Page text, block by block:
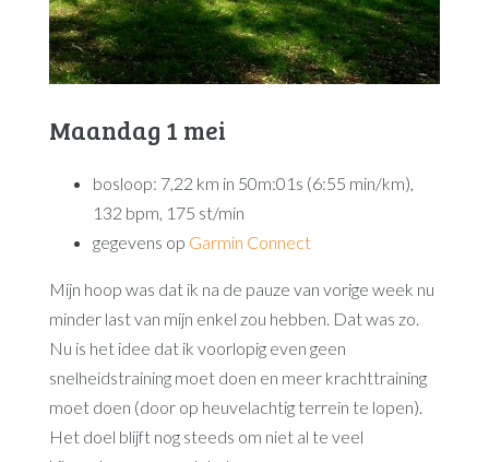
Maandag 1 mei
bosloop: 7,22 km in 50m:01s (6:55 min/km),
132 bpm, 175 st/min
gegevens op Garmin Connect
Mijn hoop was dat ik na de pauze van vorige week nu
minder last van mijn enkel zou hebben. Dat was zo.
Nu is het idee dat ik voorlopig even geen
snelheidstraining moet doen en meer krachttraining
moet doen (door op heuvelachtig terrein te lopen).
Het doel blijft nog steeds om niet al te veel